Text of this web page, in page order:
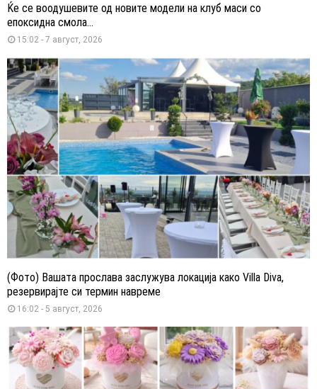
Ќе се воодушевите од новите модели на клуб маси со
епоксидна смола...
15:02 - 7 август, 2026
(Фото) Вашата прослава заслужува локација како Villa Diva,
резервирајте си термин навреме
16:02 - 5 август, 2026